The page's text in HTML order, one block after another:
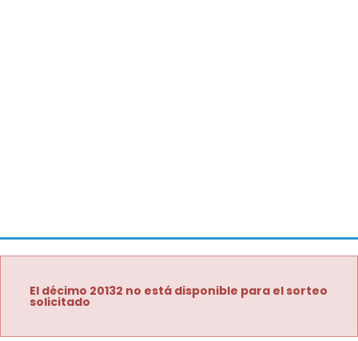
El décimo 20132 no está disponible para el sorteo
solicitado